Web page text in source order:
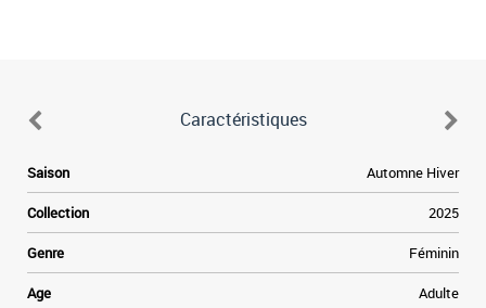
Caractéristiques
Saison Automne Hiver
Collection 2025
Genre Féminin
Age Adulte